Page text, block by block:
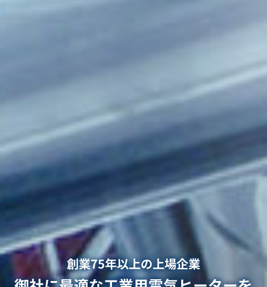
創業75年以上の上場企業